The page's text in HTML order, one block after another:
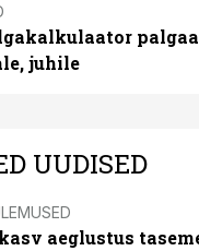
juhile
UUDISED
aeglustus